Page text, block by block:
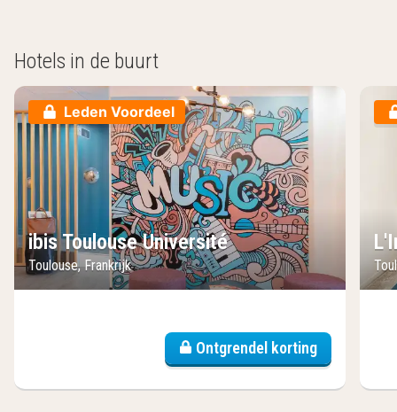
Hotels in de buurt
Leden Voordeel
ibis Toulouse Université
Toulouse, Frankrijk
Ontgrendel korting